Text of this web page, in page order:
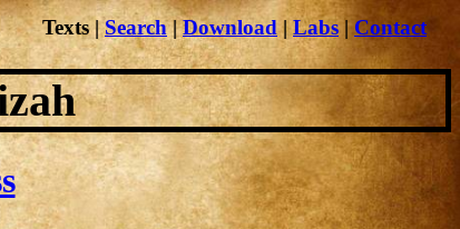
Texts|Search|Download|Labs | Contact